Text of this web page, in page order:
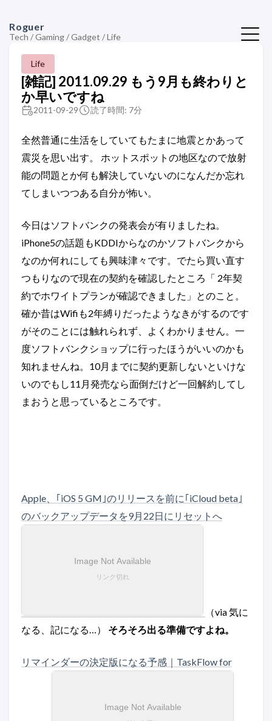
Roguer
Tech / Gaming / Gadget / Life
Life
[雑記] 2011.09.29 もう9月も終わりと
か早いですね
2011-09-29 読了時間: 7分
全然普通に生活をしていてもたまに地震とかあって
震災を思い出す。 ホットスポットの地区なので放射
能の問題とか何も解決していないのになんだか忘れ
てしまいつつある自分が怖い。
今日はソフトバンクの発表会が有りましたね。
iPhone5の話題もKDDIからなのかソフトバンクから
なのか何れにしても興味津々です。でたら買い直す
つもりなので現在の契約を確認したところ「 2年契
約でホワイトプランが確認できました」とのこと。
確か昔はWifiも2年縛りだったようなきがするのです
がそのことには触れられず、よくわかりません。一
度ソフトバンクショップに行ったほうがいいのかも
知れませんね。10月までに契約更新しないといけな
いのでもし11月発売なら面倒だけど一回解約してし
まおうと思っているところです。
Apple、｢iOS 5 GM｣のリリースを前に｢iCloud beta｣
のバックアップデータを9月22日にリセットへ
（via 気に
なる、記になる…） そろそろ出る準備ですよね。
リマインダーの決定版になる予感｜TaskFlow for